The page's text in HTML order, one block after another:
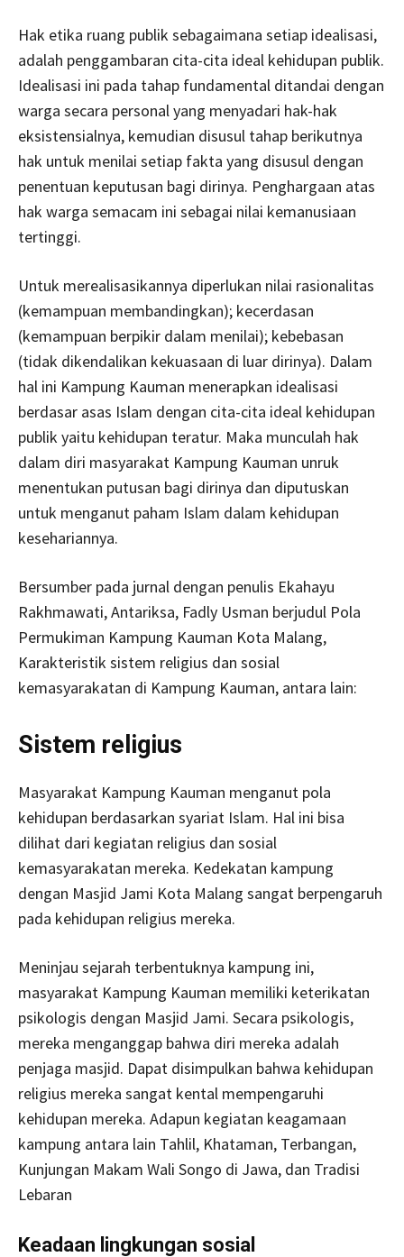
Hak etika ruang publik sebagaimana setiap idealisasi,
adalah penggambaran cita-cita ideal kehidupan publik.
Idealisasi ini pada tahap fundamental ditandai dengan
warga secara personal yang menyadari hak-hak
eksistensialnya, kemudian disusul tahap berikutnya
hak untuk menilai setiap fakta yang disusul dengan
penentuan keputusan bagi dirinya. Penghargaan atas
hak warga semacam ini sebagai nilai kemanusiaan
tertinggi.
Untuk merealisasikannya diperlukan nilai rasionalitas
(kemampuan membandingkan); kecerdasan
(kemampuan berpikir dalam menilai); kebebasan
(tidak dikendalikan kekuasaan di luar dirinya). Dalam
hal ini Kampung Kauman menerapkan idealisasi
berdasar asas Islam dengan cita-cita ideal kehidupan
publik yaitu kehidupan teratur. Maka munculah hak
dalam diri masyarakat Kampung Kauman unruk
menentukan putusan bagi dirinya dan diputuskan
untuk menganut paham Islam dalam kehidupan
kesehariannya.
Bersumber pada jurnal dengan penulis Ekahayu
Rakhmawati, Antariksa, Fadly Usman berjudul Pola
Permukiman Kampung Kauman Kota Malang,
Karakteristik sistem religius dan sosial
kemasyarakatan di Kampung Kauman, antara lain:
Sistem religius
Masyarakat Kampung Kauman menganut pola
kehidupan berdasarkan syariat Islam. Hal ini bisa
dilihat dari kegiatan religius dan sosial
kemasyarakatan mereka. Kedekatan kampung
dengan Masjid Jami Kota Malang sangat berpengaruh
pada kehidupan religius mereka.
Meninjau sejarah terbentuknya kampung ini,
masyarakat Kampung Kauman memiliki keterikatan
psikologis dengan Masjid Jami. Secara psikologis,
mereka menganggap bahwa diri mereka adalah
penjaga masjid. Dapat disimpulkan bahwa kehidupan
religius mereka sangat kental mempengaruhi
kehidupan mereka. Adapun kegiatan keagamaan
kampung antara lain Tahlil, Khataman, Terbangan,
Kunjungan Makam Wali Songo di Jawa, dan Tradisi
Lebaran
Keadaan lingkungan sosial